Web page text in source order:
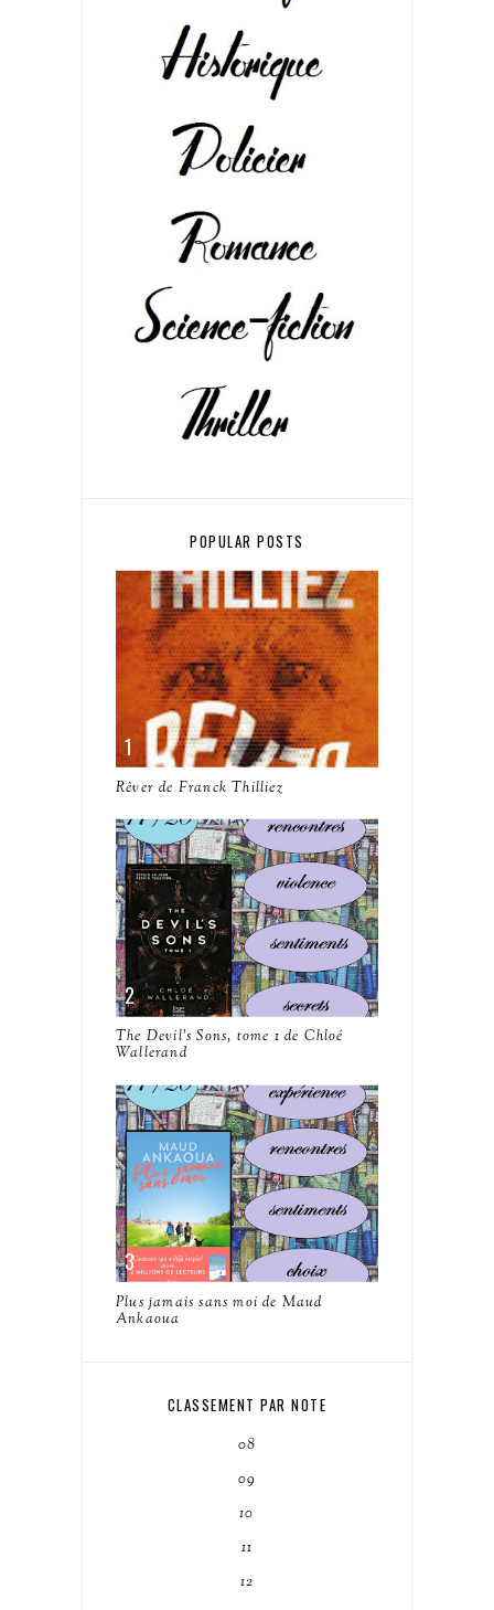
POPULAR POSTS
Rêver de Franck Thilliez
The Devil's Sons, tome 1 de Chloé
Wallerand
Plus jamais sans moi de Maud
Ankaoua
CLASSEMENT PAR NOTE
08
09
10
11
12